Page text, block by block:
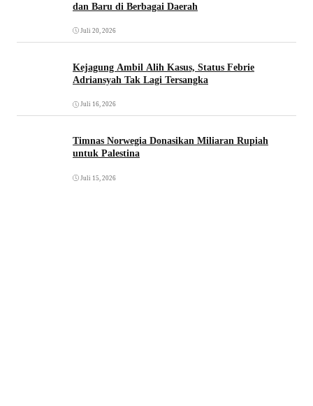
dan Baru di Berbagai Daerah
Juli 20, 2026
Kejagung Ambil Alih Kasus, Status Febrie
Adriansyah Tak Lagi Tersangka
Juli 16, 2026
Timnas Norwegia Donasikan Miliaran Rupiah
untuk Palestina
Juli 15, 2026